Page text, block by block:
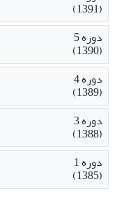
(1391)
دوره 5
(1390)
دوره 4
(1389)
دوره 3
(1388)
دوره 1
(1385)